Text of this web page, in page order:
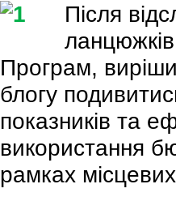
Після
Програм,
блогу
показників та
використання
рамках